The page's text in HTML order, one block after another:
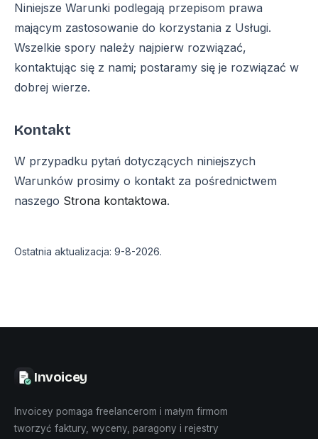
Niniejsze Warunki podlegają przepisom prawa
mającym zastosowanie do korzystania z Usługi.
Wszelkie spory należy najpierw rozwiązać,
kontaktując się z nami; postaramy się je rozwiązać w
dobrej wierze.
Kontakt
W przypadku pytań dotyczących niniejszych
Warunków prosimy o kontakt za pośrednictwem
naszego Strona kontaktowa.
Ostatnia aktualizacja: 9-8-2026.
Invoicey
Invoicey pomaga freelancerom i małym firmom
tworzyć faktury, wyceny, paragony i rejestry